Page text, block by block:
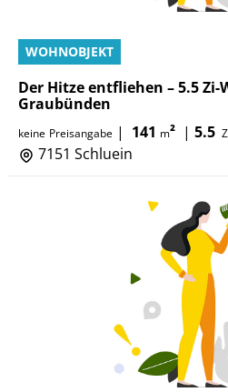
WOHNOBJEKT
Der Hitze entfliehen – 5.5 Zi-
Graubünden
keine Preisangabe | 141 m² | 5.5
7151 Schluein